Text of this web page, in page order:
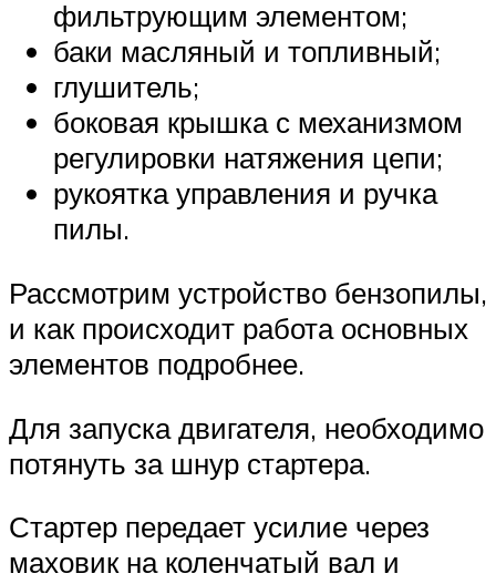
фильтрующим элементом;
баки масляный и топливный;
глушитель;
боковая крышка с механизмом
регулировки натяжения цепи;
рукоятка управления и ручка
пилы.
Рассмотрим устройство бензопилы,
и как происходит работа основных
элементов подробнее.
Для запуска двигателя, необходимо
потянуть за шнур стартера.
Стартер передает усилие через
маховик на коленчатый вал и